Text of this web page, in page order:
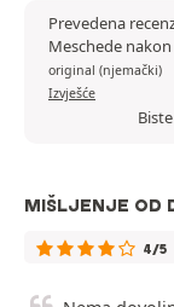
Prevedena
Meschede
original (njemački)
Izvješće
MIŠLJENJE OD
4/5